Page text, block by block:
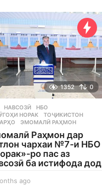
1352 0
НАВСОЗӢ ,НБО
НОРАК
,ТОҶИКИСТОН
,ЭМОМАЛӢ РАҲМОН
Раҳмон дар
чархаи №7-и НБО
ро пас аз
ба истифода дод
ago